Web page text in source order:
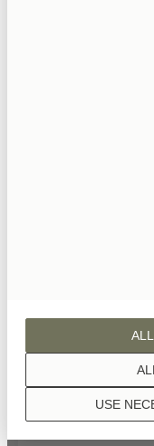
USE
nyaTisch
Wenn nicht
Holzoberflächen